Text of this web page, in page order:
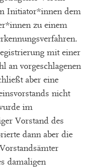
Initiator*innen dem
zu einem
mit einer
an vorgeschlagenen
aber eine
nicht
im
Vorstand des
dann aber die
damaligen